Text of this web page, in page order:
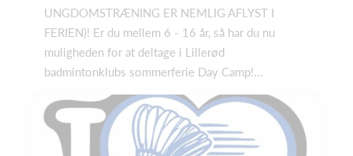
UNGDOMSTRÆNING ER NEMLIG AFLYST I
FERIEN)! Er du mellem 6 - 16 år, så har du nu
muligheden for at deltage i Lillerød
badmintonklubs sommerferie Day Camp!...